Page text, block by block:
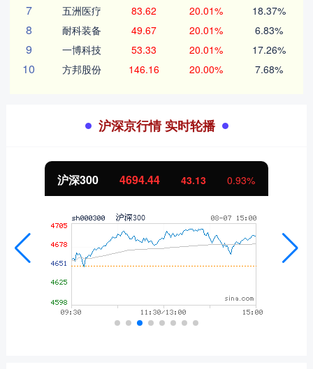
7 五洲医疗 83.62 20.01% 18.37%
8 耐科装备 49.67 20.01% 6.83%
9 一博科技 53.33 20.01% 17.26%
10 方邦股份 146.16 20.00% 7.68%
沪深京行情 实时轮播
沪深300 4694.44 43.13 0.93%